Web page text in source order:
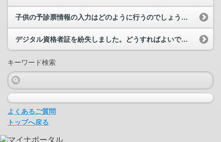
子供の予診票情報の入力はどのように行うのでしょうか。また、予防接種の案内等のお知らせはどのよう...
デジタル資格者証を紛失しました。どうすればよいですか。
キーワード検索
よくあるご質問
トップへ戻る